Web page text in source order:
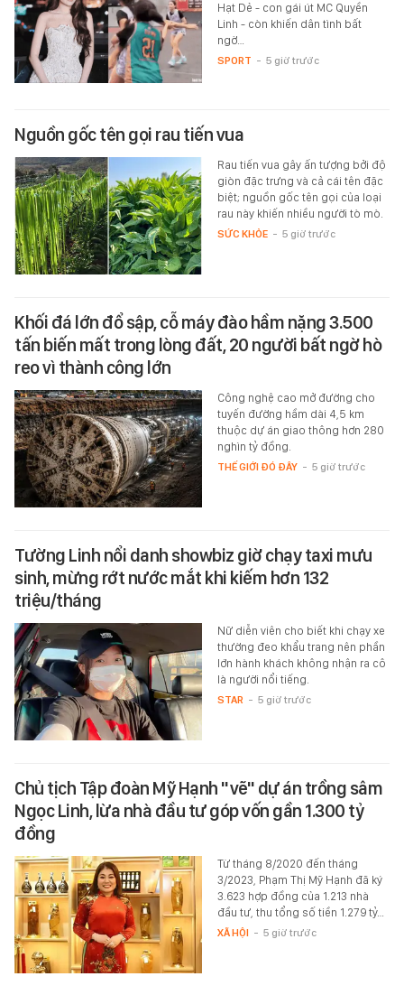
Hạt Dẻ - con gái út MC Quyền
Linh - còn khiến dân tình bất
ngờ…
SPORT - 5 giờ trước
Nguồn gốc tên gọi rau tiến vua
Rau tiến vua gây ấn tượng bởi độ
giòn đặc trưng và cả cái tên đặc
biệt; nguồn gốc tên gọi của loại
rau này khiến nhiều người tò mò.
SỨC KHỎE - 5 giờ trước
Khối đá lớn đổ sập, cỗ máy đào hầm nặng 3.500
tấn biến mất trong lòng đất, 20 người bất ngờ hò
reo vì thành công lớn
Công nghệ cao mở đường cho
tuyến đường hầm dài 4,5 km
thuộc dự án giao thông hơn 280
nghìn tỷ đồng.
THẾ GIỚI ĐÓ ĐÂY - 5 giờ trước
Tường Linh nổi danh showbiz giờ chạy taxi mưu
sinh, mừng rớt nước mắt khi kiếm hơn 132
triệu/tháng
Nữ diễn viên cho biết khi chạy xe
thường đeo khẩu trang nên phần
lớn hành khách không nhận ra cô
là người nổi tiếng.
STAR - 5 giờ trước
Chủ tịch Tập đoàn Mỹ Hạnh "vẽ" dự án trồng sâm
Ngọc Linh, lừa nhà đầu tư góp vốn gần 1.300 tỷ
đồng
Từ tháng 8/2020 đến tháng
3/2023, Phạm Thị Mỹ Hạnh đã ký
3.623 hợp đồng của 1.213 nhà
đầu tư, thu tổng số tiền 1.279 tỷ…
XÃ HỘI - 5 giờ trước